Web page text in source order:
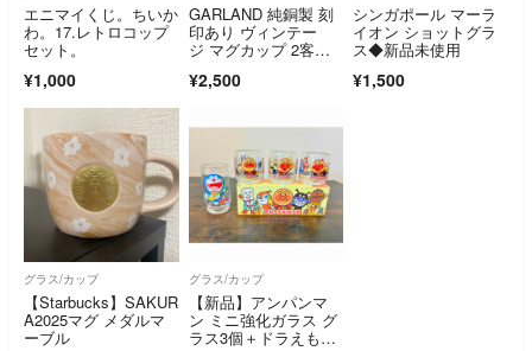
エニマイくじ。ちいか
わ。17.レトロコップ
セット。
¥1,000
GARLAND 純銅製 刻
印あり ヴィンテー
ジ マグカップ 2客セ
¥2,500
シンガポール マーラ
イオン ショットグラ
ス◆新品未使用
¥1,500
グラス/カップ
【Starbucks】SAKUR
A2025マグ メダルマ
ーブル
グラス/カップ
【新品】アンパンマ
ン ミニ強化ガラス グ
ラス3個＋ドラえも